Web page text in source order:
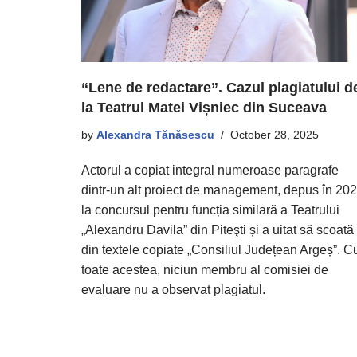
“Lene de redactare”. Cazul plagiatului
la Teatrul Matei Vișniec din Suceava
by Alexandra Tănăsescu October 28, 2025
Actorul a copiat integral numeroase paragrafe
dintr-un alt proiect de management, depus în
la concursul pentru funcția similară a Teatrului
„Alexandru Davila” din Piteşti și a uitat să scoată
din textele copiate „Consiliul Județean Argeș”.
toate acestea, niciun membru al comisiei de
evaluare nu a observat plagiatul.